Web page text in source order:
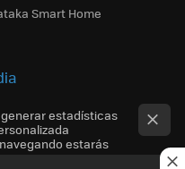
Smart Home
estadísticas
estarás